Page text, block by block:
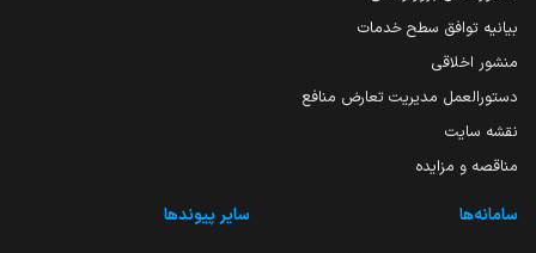
بیانیه توافق سطح خدمات
منشور اخلاقی
دستورالعمل مدیریت تعارض منافع
نقشه سایت
مناقصه و مزایده
سامانه‌ها سایر پیوندها